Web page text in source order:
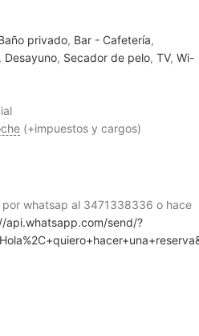
privado, Bar - Cafetería,
, Desayuno, Secador de pelo, TV, Wi-
(+impuestos y cargos)
whatsap al 3471338336 o hace
api.whatsapp.com/send/?